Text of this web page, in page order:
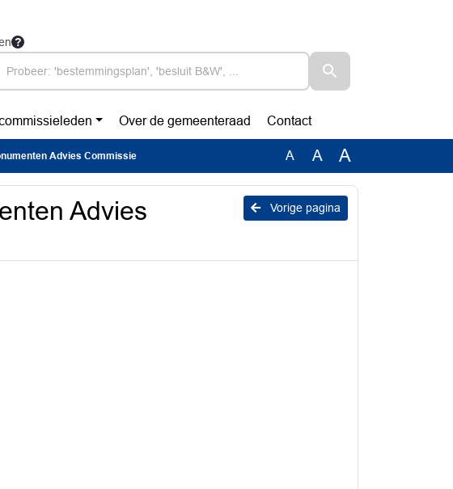
Over de gemeenteraad Contact
Advies Commissie A A A
Vorige pagina
Advies